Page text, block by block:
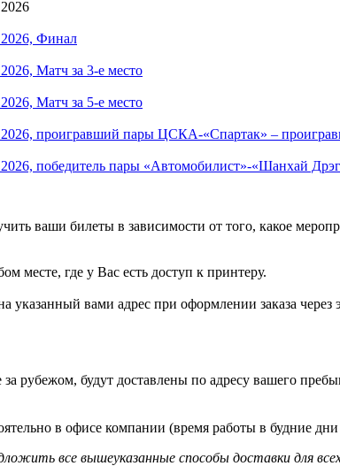
Финал
Матч за 3-е место
Матч за 5-е место
проигравший пары ЦСКА-«Спартак» –
победитель пары «Автомобилист»-«Шанхай
ваши билеты в зависимости от того, какое
месте, где у Вас есть доступ к принтеру.
указанный вами адрес при оформлении заказа через
рубежом, будут доставлены по адресу вашего
в офисе компании (время работы в будние
все вышеуказанные способы доставки для